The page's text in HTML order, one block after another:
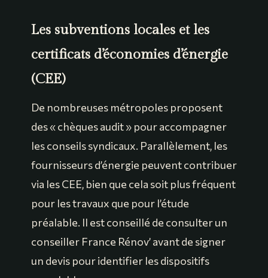
Les subventions locales et les
certificats d’économies d’énergie
(CEE)
De nombreuses métropoles proposent
des « chèques audit » pour accompagner
les conseils syndicaux. Parallèlement, les
fournisseurs d’énergie peuvent contribuer
via les CEE, bien que cela soit plus fréquent
pour les travaux que pour l’étude
préalable. Il est conseillé de consulter un
conseiller France Rénov’ avant de signer
un devis pour identifier les dispositifs